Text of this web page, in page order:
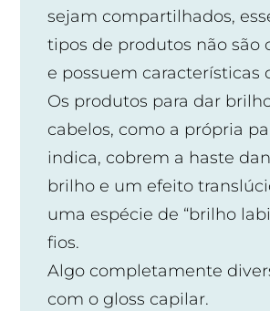
sejam compartilhados,
tipos de produtos não são
e possuem características
Os produtos para dar
cabelos, como a própria
indica, cobrem a haste
brilho e um efeito
uma espécie de “brilho
fios.
Algo completamente
com o gloss capilar.